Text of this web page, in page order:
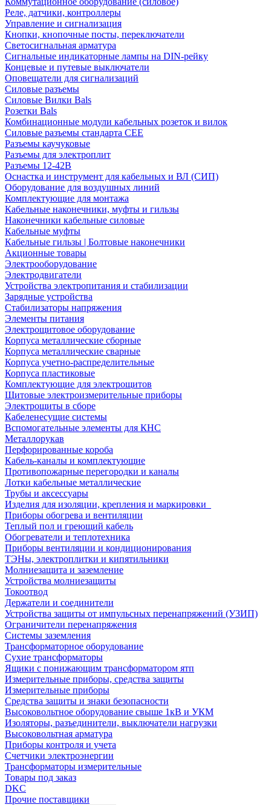
Реле, датчики, контроллеры
Управление и сигнализация
Кнопки, кнопочные посты, переключатели
Светосигнальная арматура
Сигнальные индикаторные лампы на DIN-рейку
Концевые и путевые выключатели
Оповещатели для сигнализаций
Силовые разъемы
Силовые Вилки Bals
Розетки Bals
Комбинационные модули кабельных розеток и вилок
Силовые разъемы стандарта CEE
Разъемы каучуковые
Разъемы для электроплит
Разъемы 12-42В
Оснастка и инструмент для кабельных и ВЛ (СИП)
Оборудование для воздушных линий
Комплектующие для монтажа
Кабельные наконечники, муфты и гильзы
Наконечники кабельные силовые
Кабельные муфты
Кабельные гильзы | Болтовые наконечники
Акционные товары
Электрооборудование
Электродвигатели
Устройства электропитания и стабилизации
Зарядные устройства
Стабилизаторы напряжения
Элементы питания
Электрощитовое оборудование
Корпуса металлические сборные
Корпуса металлические сварные
Корпуса учетно-распределительные
Корпуса пластиковые
Комплектующие для электрощитов
Щитовые электроизмерительные приборы
Электрощиты в сборе
Кабеленесущие системы
Вспомогательные элементы для КНС
Металлорукав
Перфорированные короба
Кабель-каналы и комплектующие
Противопожарные перегородки и каналы
Лотки кабельные металлические
Трубы и аксессуары
Изделия для изоляции, крепления и маркировки
Приборы обогрева и вентиляции
Теплый пол и греющий кабель
Обогреватели и теплотехника
Приборы вентиляции и кондиционирования
ТЭНы, электроплитки и кипятильники
Молниезащита и заземление
Устройства молниезащиты
Токоотвод
Держатели и соединители
Устройства защиты от импульсных перенапряжений (УЗИП)
Ограничители перенапряжения
Системы заземления
Трансформаторное оборудование
Сухие трансформаторы
Ящики с понижающим трансформатором ятп
Измерительные приборы, средства защиты
Измерительные приборы
Средства защиты и знаки безопасности
Высоковольтное оборудование свыше 1кВ и УКМ
Изоляторы, разъединители, выключатели нагрузки
Высоковольтная арматура
Приборы контроля и учета
Счетчики электроэнергии
Трансформаторы измерительные
Товары под заказ
DKC
Прочие поставщики